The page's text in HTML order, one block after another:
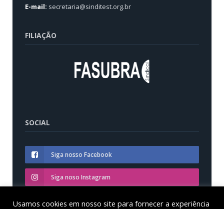
E-mail: secretaria@sinditest.org.br
FILIAÇÃO
SOCIAL
Siga nosso Facebook
Siga noso Instagram
Siga nosso YouTube
Usamos cookies em nosso site para fornecer a experiência